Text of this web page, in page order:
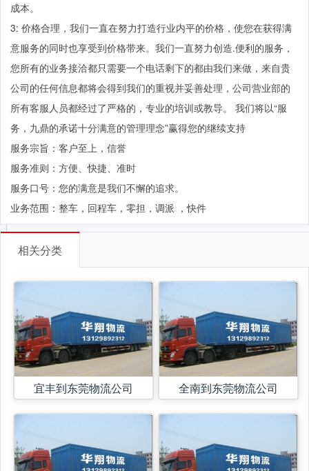
成本。
3: 价格合理，我们一直在努力打造行业内平的价格，使您在获得满
意服务的同时也享受到价格带来。我们一直努力创造.便利的服务，
您所有的业务接洽都只需要一个电话剩下的都由我们来做，来自贵
公司的任何信息都将会得到我们的重视并妥善处理，公司营业部的
所有客服人员都经过了严格的，专业的培训或教导。 我们将以“服
务，九鼎的承诺十分满意的管理理念”赢得您的继续支持
服务宗旨：客户至上，信誉
服务准则：方便、快捷、准时
服务口号：您的满意是我们不懈的追求。
业务范围：整车，回程车，零担，调派 ，快件
相关分类
宜丰到东莞物流公司 全南到东莞物流公司